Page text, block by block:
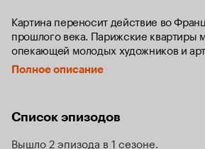
Картина переносит действие во
прошлого века. Парижские квартиры
опекающей молодых художников и
фотографа Вальмона соединены
служит соседям «будуаром». Там они
Их любимое занятие - развращать
Полное описание
Список эпизодов
Вышло 2 эпизода в 1 сезоне